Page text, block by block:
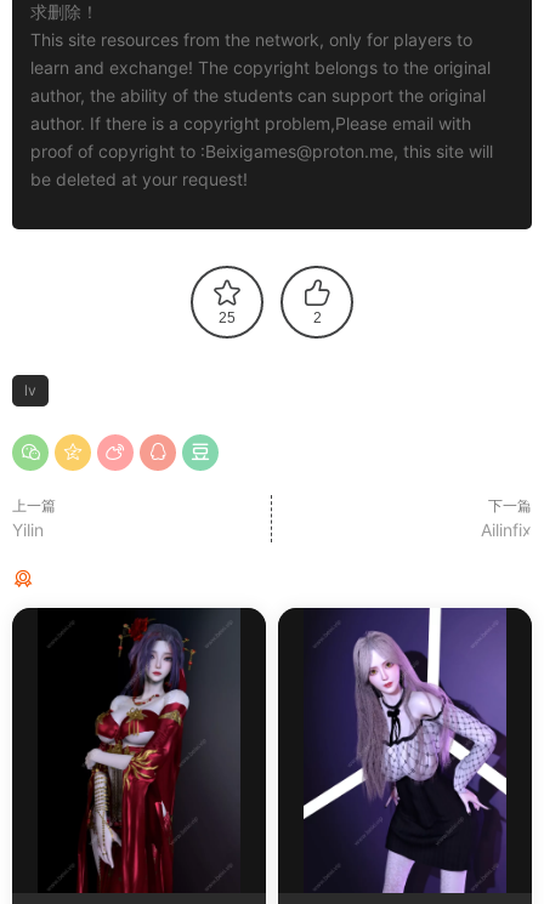
求删除！
This site resources from the network, only for players to
learn and exchange! The copyright belongs to the original
author, the ability of the students can support the original
author. If there is a copyright problem,Please email with
proof of copyright to :Beixigames@proton.me, this site will
be deleted at your request!
25 2
lv
上一篇
Yilin
下一篇
Ailinfix